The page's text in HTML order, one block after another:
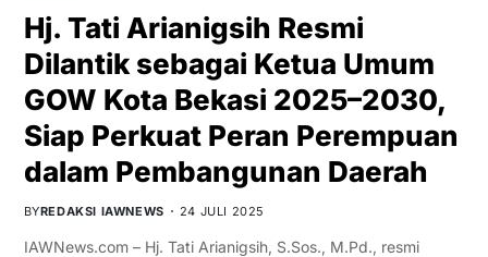
Hj. Tati Arianigsih Resmi
Dilantik sebagai Ketua Umum
GOW Kota Bekasi 2025–2030,
Siap Perkuat Peran Perempuan
dalam Pembangunan Daerah
BYREDAKSI IAWNEWS 24 JULI 2025
IAWNews.com – Hj. Tati Arianigsih, S.Sos., M.Pd., resmi